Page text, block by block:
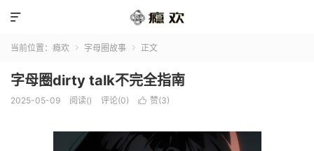

当前位置： 瘾欢  字母圈故事  正文
字母圈dirty talk不完全指南
2025-05-09 阅读() 评论(0)  赞(3)